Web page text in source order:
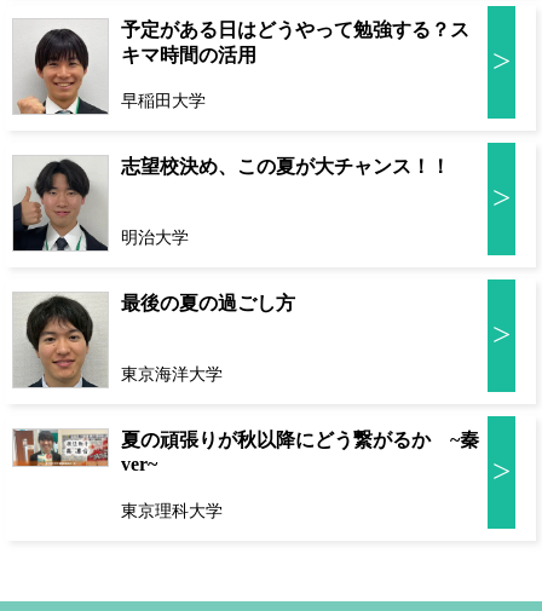
予定がある日はどうやって勉強する？ス
キマ時間の活用
早稲田大学
>
志望校決め、この夏が大チャンス！！
明治大学
>
最後の夏の過ごし方
東京海洋大学
>
夏の頑張りが秋以降にどう繋がるか ~秦
ver~
東京理科大学
>